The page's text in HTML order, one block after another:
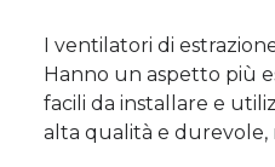
I ventilatori di
Hanno un aspetto più
facili da installare e
alta qualità e durevole,